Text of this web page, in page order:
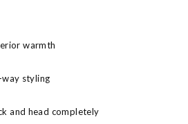
warmth
styling
and head completely